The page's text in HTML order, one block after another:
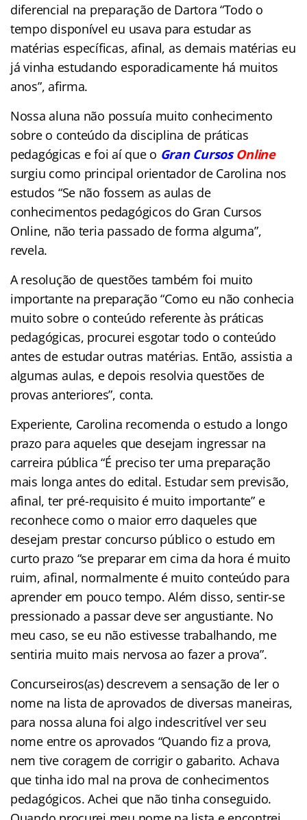
diferencial na preparação de Dartora “Todo o
tempo disponível eu usava para estudar as
matérias específicas, afinal, as demais matérias eu
já vinha estudando esporadicamente há muitos
anos”, afirma.
Nossa aluna não possuía muito conhecimento
sobre o conteúdo da disciplina de práticas
pedagógicas e foi aí que o Gran CursosOnline
surgiu como principal orientador de Carolina nos
estudos “Se não fossem as aulas de
conhecimentos pedagógicos do Gran Cursos
Online, não teria passado de forma alguma”,
revela.
A resolução de questões também foi muito
importante na preparação “Como eu não conhecia
muito sobre o conteúdo referente às práticas
pedagógicas, procurei esgotar todo o conteúdo
antes de estudar outras matérias. Então, assistia a
algumas aulas, e depois resolvia questões de
provas anteriores”, conta.
Experiente, Carolina recomenda o estudo a longo
prazo para aqueles que desejam ingressar na
carreira pública “É preciso ter uma preparação
mais longa antes do edital. Estudar sem previsão,
afinal, ter pré-requisito é muito importante” e
reconhece como o maior erro daqueles que
desejam prestar concurso público o estudo em
curto prazo “se preparar em cima da hora é muito
ruim, afinal, normalmente é muito conteúdo para
aprender em pouco tempo. Além disso, sentir-se
pressionado a passar deve ser angustiante. No
meu caso, se eu não estivesse trabalhando, me
sentiria muito mais nervosa ao fazer a prova”.
Concurseiros(as) descrevem a sensação de ler o
nome na lista de aprovados de diversas maneiras,
para nossa aluna foi algo indescritível ver seu
nome entre os aprovados “Quando fiz a prova,
nem tive coragem de corrigir o gabarito. Achava
que tinha ido mal na prova de conhecimentos
pedagógicos. Achei que não tinha conseguido.